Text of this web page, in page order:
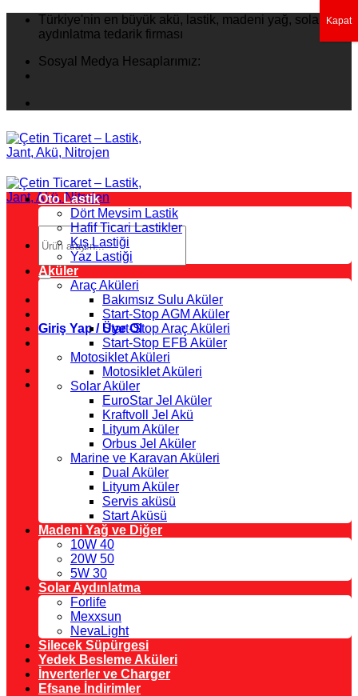
İçeriğeTürkiye'nin en büyük akü, lastik, madeni yağ, solar
aydınlatma tedarik firması
Sosyal Medya Hesaplarımız:
Ara:
Giriş Yap / Üye Ol
Oto Lastik
Dört Mevsim Lastik
Hafif Ticari Lastikler
Kış Lastiği
Yaz Lastiği
Aküler
Araç Aküleri
Bakımsız Sulu Aküler
Start-Stop AGM Aküler
Start-Stop Araç Aküleri
Start-Stop EFB Aküler
Motosiklet Aküleri
Motosiklet Aküleri
Solar Aküler
EuroStar Jel Aküler
Kraftvoll Jel Akü
Lityum Aküler
Orbus Jel Aküler
Marine ve Karavan Aküleri
Dual Aküler
Lityum Aküler
Servis aküsü
Start Aküsü
Madeni Yağ ve Diğer
10W 40
20W 50
5W 30
Solar Aydınlatma
Forlife
Mexxsun
NevaLight
Silecek Süpürgesi
Yedek Besleme Aküleri
İnverterler ve Charger
Efsane İndirimler
Kapat